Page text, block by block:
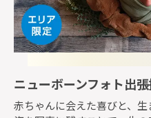
ニューボーンフォト出
赤ちゃんに会えた喜びと、